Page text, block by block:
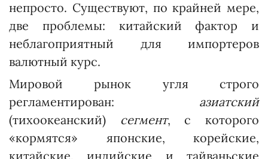
непросто. Существуют, по крайней мере,
две проблемы: китайский фактор и
неблагоприятный для импортеров
валютный курс.
Мировой рынок угля строго
регламентирован: азиатский
(тихоокеанский) сегмент, с которого
«кормятся» японские, корейские,
китайские, индийские и тайваньские